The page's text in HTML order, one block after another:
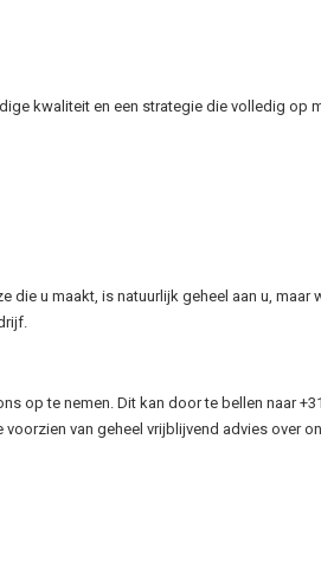
kwaliteit en een strategie die volledig op
u maakt, is natuurlijk geheel aan u,
op te nemen. Dit kan door te bellen naar
van geheel vrijblijvend advies over